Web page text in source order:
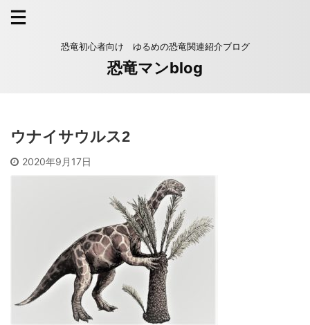
恐竜初心者向け ゆるめの恐竜関連紹介ブログ
恐竜マンblog
ウナイサウルス2
2020年9月17日